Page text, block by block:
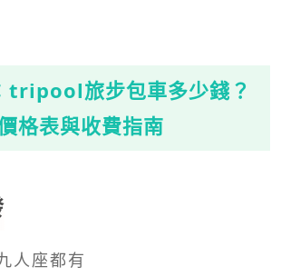
tripool旅步包車多少錢？
格表與收費指南
人座都有